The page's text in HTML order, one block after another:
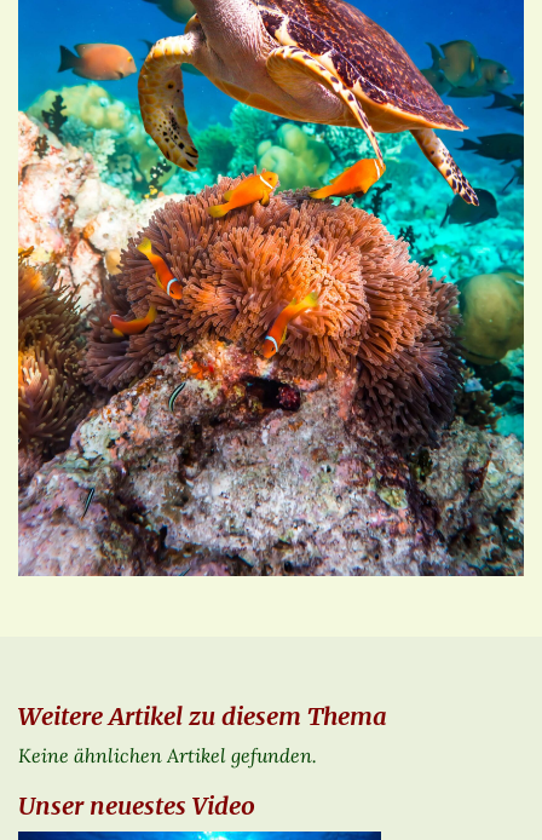
Weitere Artikel zu diesem Thema
Keine ähnlichen Artikel gefunden.
Unser neuestes Video